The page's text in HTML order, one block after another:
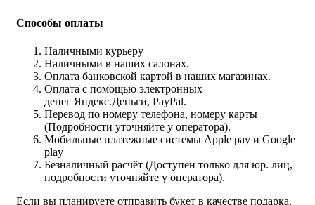
Способы оплаты
Наличными курьеру
Наличными в наших салонах.
Оплата банковской картой в наших магазинах.
Оплата с помощью электронных
денег Яндекс.Деньги, PayPal.
Перевод по номеру телефона, номеру карты
(Подробности уточняйте у оператора).
Мобильные платежные системы Apple pay и Google
play
Безналичный расчёт (Доступен только для юр. лиц,
подробности уточняйте у оператора).
Если вы планируете отправить букет в качестве подарка,